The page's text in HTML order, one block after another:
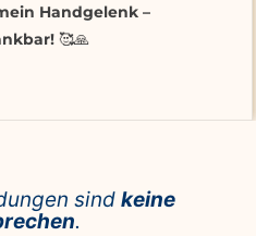
Handgelenk –
🥰🙏
sind keine
.